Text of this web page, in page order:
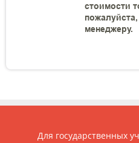
стоимости
менеджеру.
Для государственных